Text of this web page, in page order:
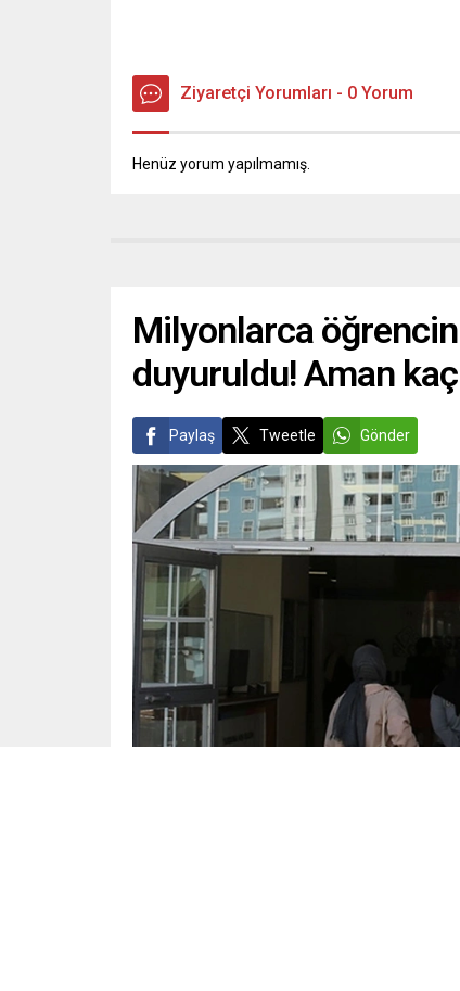
Ziyaretçi Yorumları - 0 Yorum
Henüz yorum yapılmamış.
Milyonlarca
duyuruldu! Aman
Paylaş Tweetle Gönder